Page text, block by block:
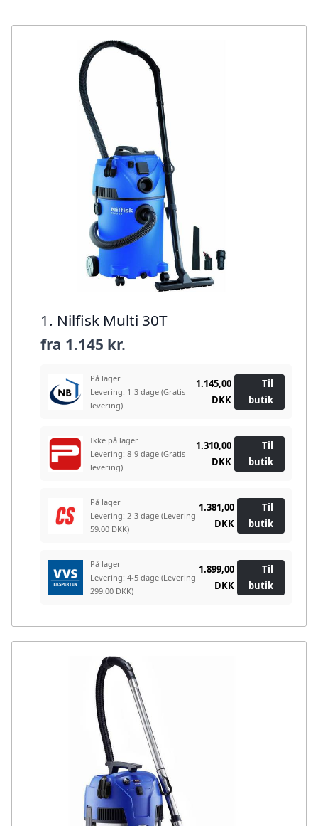
1. Nilfisk Multi 30T
fra 1.145 kr.
På lager
Levering: 1-3 dage (Gratis
levering)
1.145,00
DKK
Til
butik
Ikke på lager
Levering: 8-9 dage (Gratis
levering)
1.310,00
DKK
Til
butik
På lager
Levering: 2-3 dage (Levering
59.00 DKK)
1.381,00
DKK
Til
butik
På lager
Levering: 4-5 dage (Levering
299.00 DKK)
1.899,00
DKK
Til
butik